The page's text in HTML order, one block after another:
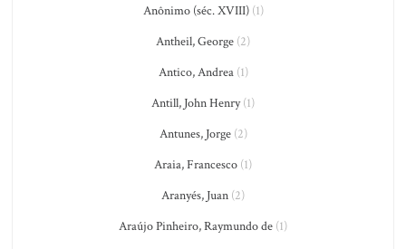
Anônimo (séc. XVIII)(1)
Antheil, George (2)
Antico, Andrea(1)
Antill, John Henry(1)
Antunes, Jorge(2)
Araia, Francesco (1)
Aranyés, Juan (2)
Araújo Pinheiro, Raymundo de (1)